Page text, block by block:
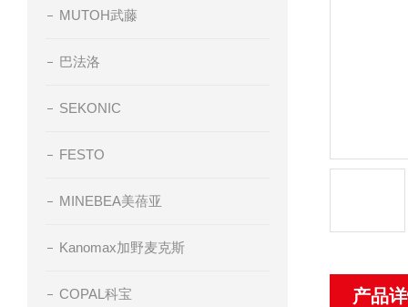
MUTOH武藤
巴法洛
SEKONIC
FESTO
MINEBEA美蓓亚
Kanomax加野麦克斯
COPAL科宝 产品